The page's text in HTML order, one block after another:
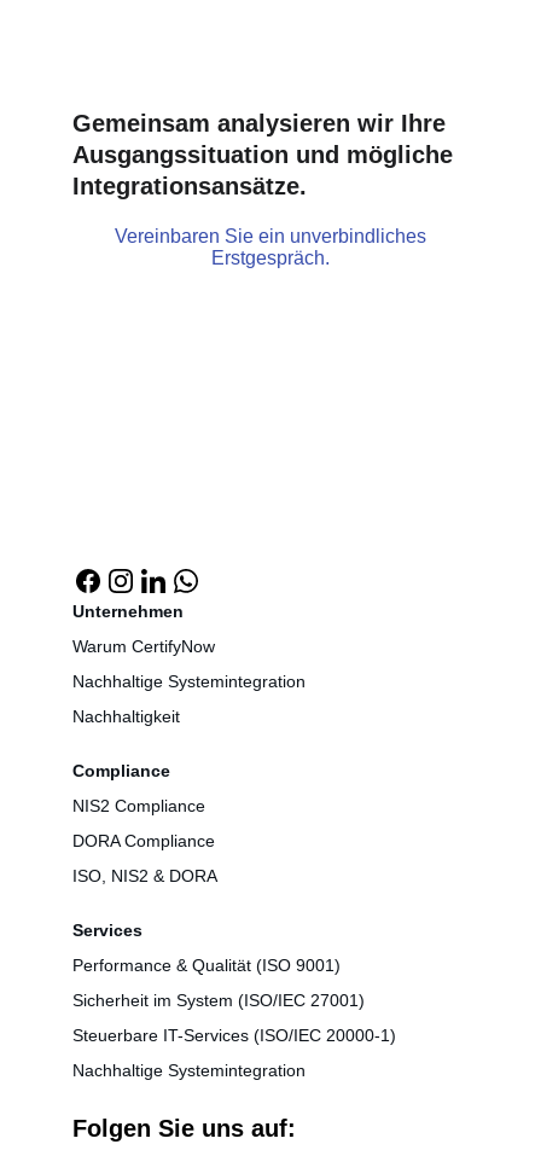
Gemeinsam analysieren wir Ihre
Ausgangssituation und mögliche
Integrationsansätze.
Vereinbaren Sie ein unverbindliches
Erstgespräch.
Unternehmen
Warum CertifyNow
Nachhaltige Systemintegration
Nachhaltigkeit
Services
Performance & Qualität (ISO 9001)
Sicherheit im System (ISO/IEC 27001)
Steuerbare IT-Services (ISO/IEC 20000-1)
Nachhaltige Systemintegration
Folgen Sie uns auf:
Compliance
NIS2 Compliance
DORA Compliance
ISO, NIS2 & DORA